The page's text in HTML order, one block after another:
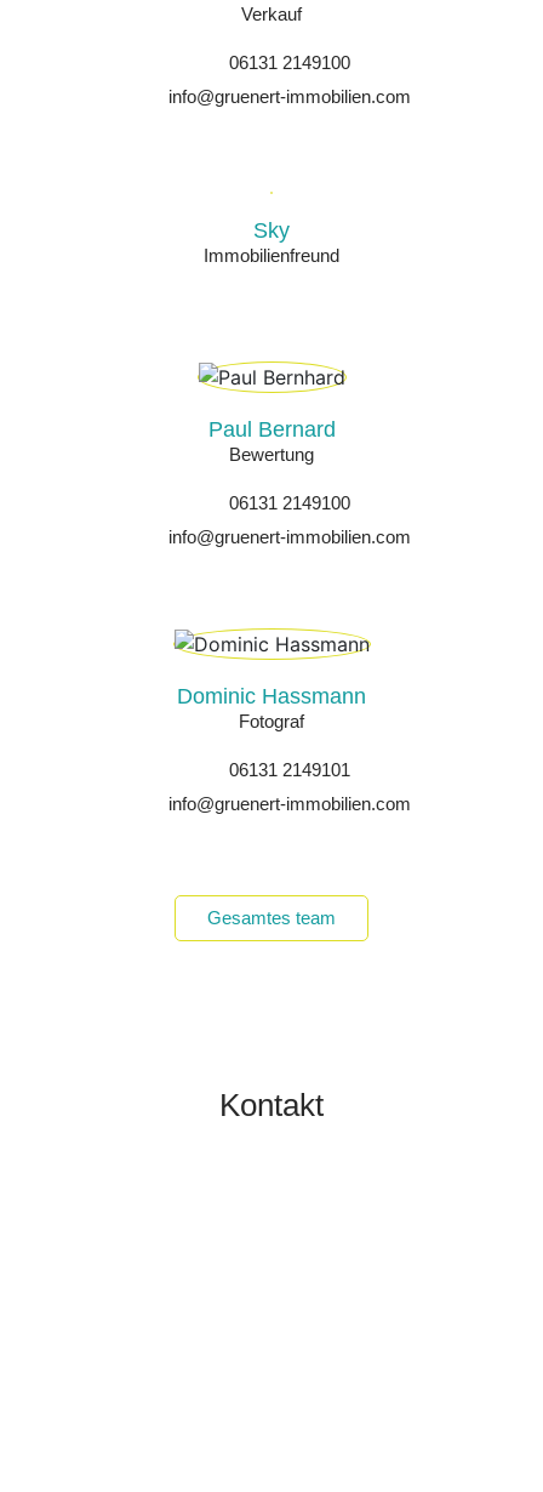
Verkauf
06131 2149100
info@gruenert-immobilien.com
Sky
Immobilienfreund
Paul Bernard
Bewertung
06131 2149100
info@gruenert-immobilien.com
Dominic Hassmann
Fotograf
06131 2149101
info@gruenert-immobilien.com
Gesamtes team
Kontakt